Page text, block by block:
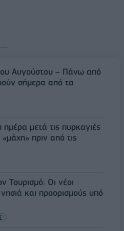
Αυγούστου – Πάνω από
σήμερα από τα
μετά τις πυρκαγιές
πριν από τις
Τουρισμό: Οι νέοι
και προορισμούς υπό